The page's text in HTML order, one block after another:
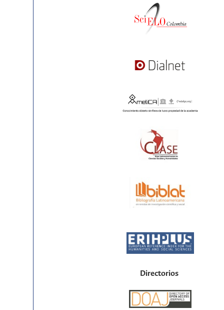
Directorios